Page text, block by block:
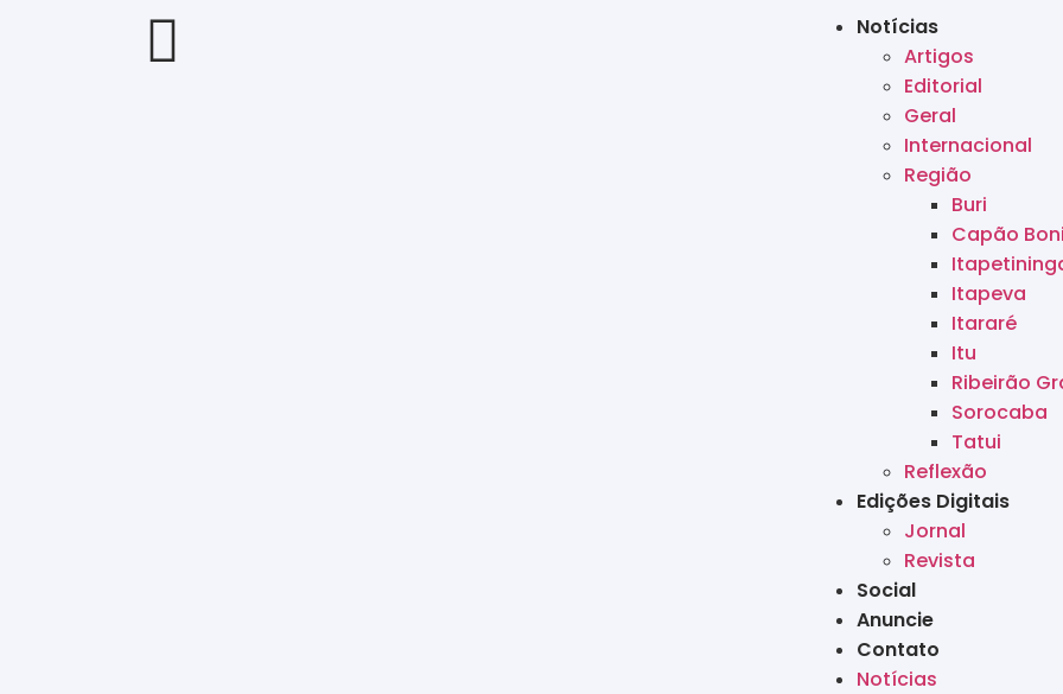
Notícias
Artigos
Editorial
Geral
Internacional
Região
Buri
Capão
Itapeva
Itararé
Itu
Ribeirão
Sorocaba
Tatui
Reflexão
Edições Digitais
Jornal
Revista
Social
Anuncie
Contato
Notícias